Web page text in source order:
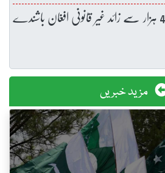
پنجاب سے 1 لاکھ 40 ہزار سے زائد غیر قانونی افغان باشندے
مزید خبریں